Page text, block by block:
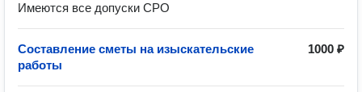
Имеются все допуски СРО
Составление сметы на изыскательские
работы
1000 ₽